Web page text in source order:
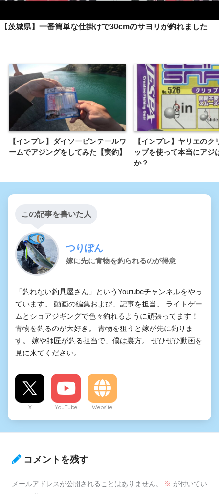
【茨城県】一番簡単な仕掛けで30cmのサヨリが釣れました
【インプレ】ダイソーピンテールワ
ームでアジングをしてみた【実釣】
【インプレ】ヤリエのク
ップを使って本当にアジ
か？
この記事を書いた人
つりぽん
嫁に先に青物を釣られるのが得意
「釣れない釣具屋さん」というYoutubeチャンネルをやっ
ています。 動画の編集および、記事を担当。 ライトゲー
ムとショアジギングで色々釣れるように頑張ってます！
青物を釣るのが大好き。 青物を狙うと嫁が先に釣りま
す。 嫁や師匠が釣る担当で、僕は裏方。 ぜひぜひ動画を
見に来てください。
X YouTube Website
コメントを残す
メールアドレスが公開されることはありません。 ※ が付いてい